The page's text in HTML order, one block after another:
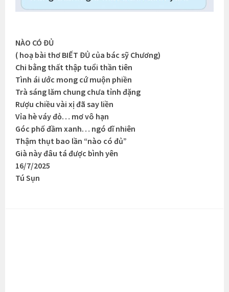
NÀO CÓ ĐỦ
( hoạ bài thơ BIẾT ĐỦ của bác sỹ Chương)
Chi bằng thất thập tuổi thần tiên
Tình ái ước mong cứ muộn phiền
Trà sáng lăm chung chưa tỉnh đặng
Rượu chiều vài xị đã say liền
Vỉa hè váy đỏ… mơ vô hạn
Góc phố đầm xanh… ngó dĩ nhiên
Thậm thụt bao lần “nào có đủ”
Già này đâu tá được bình yên
16/7/2025
Tú Sụn